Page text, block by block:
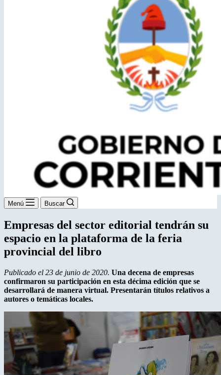
Menú Buscar
Empresas del sector editorial tendrán su
espacio en la plataforma de la feria
provincial del libro
Publicado el 23 de junio de 2020. Una decena de empresas
confirmaron su participación en esta décima edición que se
desarrollará de manera virtual. Presentarán títulos relativos a
autores o temáticas locales.